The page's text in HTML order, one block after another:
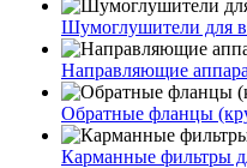
Шумоглушители для
Направляющие
Обратные фланцы
Карманные фильтры